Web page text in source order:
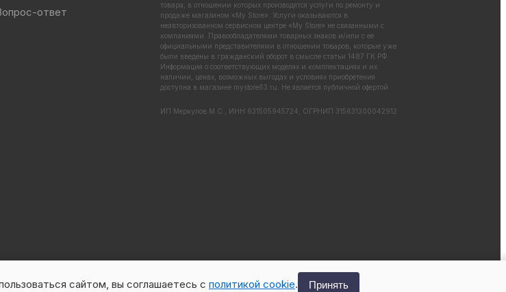
ответ
товара, в отношении которых производятся услуги по ремонту и
продаже магазином «My Store». Услуги оказываются в
неавторизованном сервисном центре «My Store» не связанными с
компаниями. Правообладателями товарных знаков и/или с ее
официальными представителями в отношении товаров, которые уже
были введены в гражданский оборот в смысле статьи 1487 ГК РФ.
Информация о соответствующих моделях и комплектациях и их
наличии, ценах, возможных выгодах и условиях приобретения
доступна в магазине mystore63.ru . Не является публичной офертой.
ИП Меркулов М.С., ИНН 631505945724, ОГРНИП 315631300042912
сайтом, вы соглашаетесь с политикой cookie. Принять